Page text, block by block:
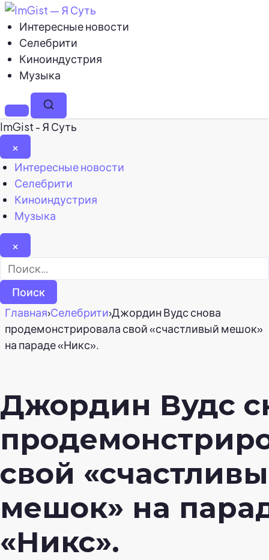
Интересные новости
Селебрити
Киноиндустрия
Музыка
МенюПоиск
ImGist - Я Суть
×
Закрыть
меню
Интересные новости
Селебрити
Киноиндустрия
Музыка
×
Найти:
Главная›Селебрити›Джордин Вудс снова
продемонстрировала свой «счастливый мешок»
на параде «Никс».
Джордин Вудс
свой
мешок» на
«Никс».